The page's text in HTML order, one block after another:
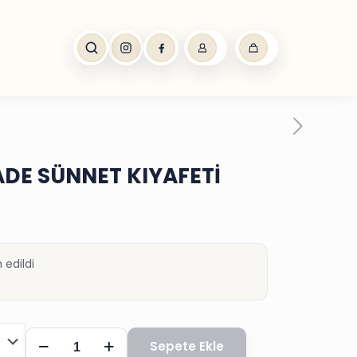
SÜNNET KIYAFETİ
edildi
GÜNDOĞDU
Sepete Ekle